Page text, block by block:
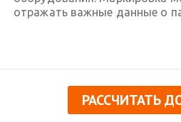
отражать важные данные о
РАССЧИТАТЬ